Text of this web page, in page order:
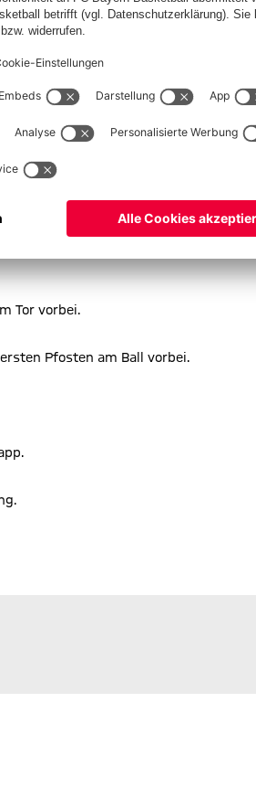
Tor vorbei.
Pfosten am Ball vorbei.